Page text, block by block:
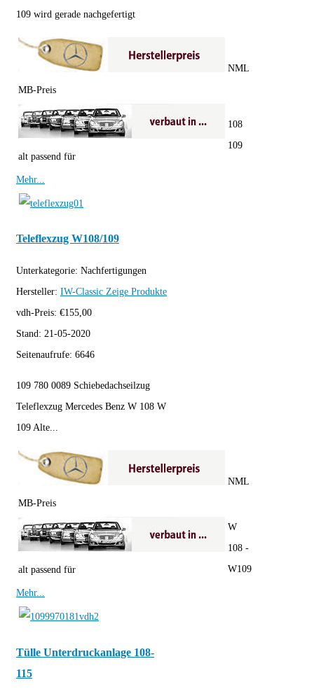
109 wird gerade nachgefertigt
MB-Preis
NML
alt passend für
108
109
Mehr...
Teleflexzug W108/109
Unterkategorie: Nachfertigungen
Hersteller: IW-Classic Zeige Produkte
vdh-Preis: €155,00
Stand: 21-05-2020
Seitenaufrufe: 6646
109 780 0089 Schiebedachseilzug
Teleflexzug Mercedes Benz W 108 W
109 Alte...
MB-Preis
NML
alt passend für
W
108 -
W109
Mehr...
Tülle Unterdruckanlage 108-
115